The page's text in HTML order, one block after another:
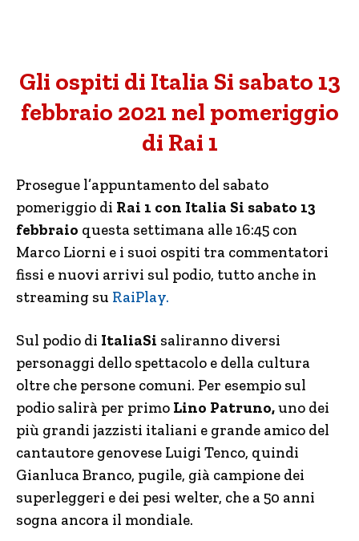
Gli ospiti di Italia Si sabato 13
febbraio 2021 nel pomeriggio
di Rai 1
Prosegue l’appuntamento del sabato
pomeriggio di Rai 1 con Italia Si sabato 13
febbraio questa settimana alle 16:45 con
Marco Liorni e i suoi ospiti tra commentatori
fissi e nuovi arrivi sul podio, tutto anche in
streaming su RaiPlay.
Sul podio di ItaliaSi saliranno diversi
personaggi dello spettacolo e della cultura
oltre che persone comuni. Per esempio sul
podio salirà per primo Lino Patruno,uno dei
più grandi jazzisti italiani e grande amico del
cantautore genovese Luigi Tenco, quindi
Gianluca Branco, pugile, già campione dei
superleggeri e dei pesi welter, che a 50 anni
sogna ancora il mondiale.